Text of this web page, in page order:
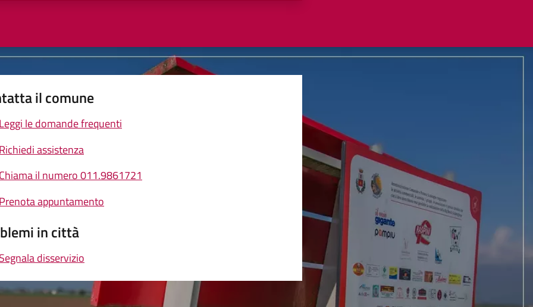
il comune
Leggi le domande frequenti
Richiedi assistenza
Chiama il numero 011.9861721
Prenota appuntamento
in città
Segnala disservizio